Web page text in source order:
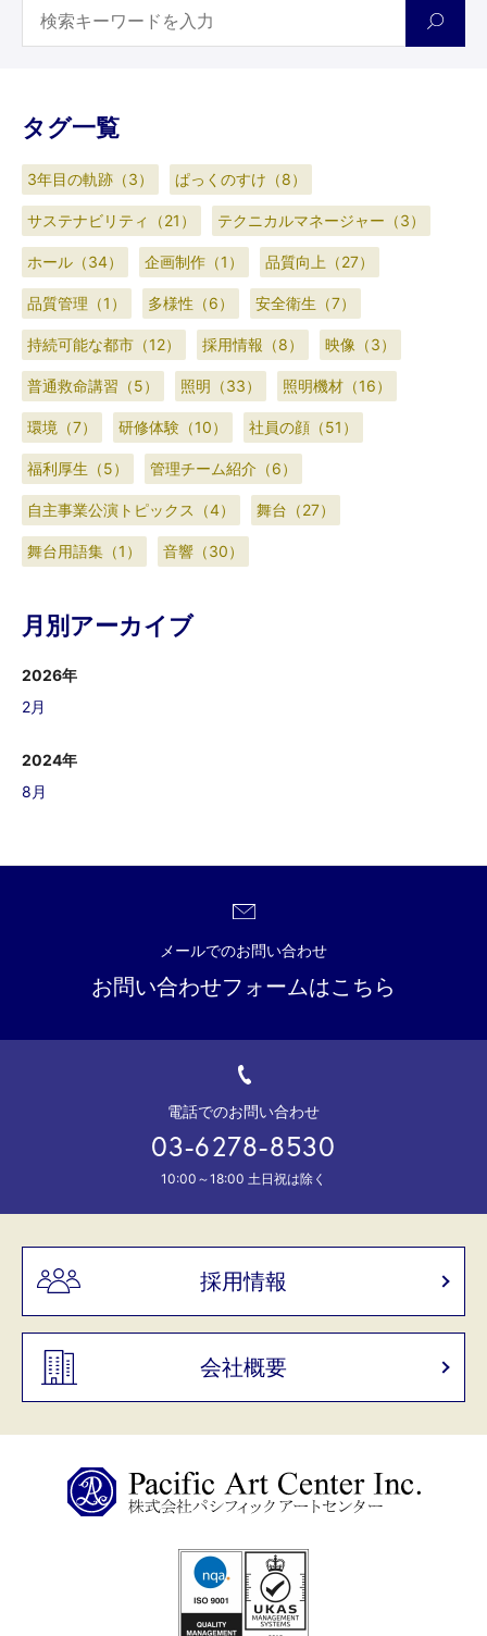
タグ一覧
3年目の軌跡（3） ぱっくのすけ（8）
サステナビリティ（21） テクニカルマネージャー（3）
ホール（34） 企画制作（1） 品質向上（27）
品質管理（1） 多様性（6） 安全衛生（7）
持続可能な都市（12） 採用情報（8） 映像（3）
普通救命講習（5） 照明（33） 照明機材（16）
環境（7） 研修体験（10） 社員の顔（51）
福利厚生（5） 管理チーム紹介（6）
自主事業公演トピックス（4） 舞台（27）
舞台用語集（1） 音響（30）
月別アーカイブ
2026年
2月
2024年
8月
メールでのお問い合わせ
お問い合わせフォームはこちら
電話でのお問い合わせ
03-6278-8530
10:00～18:00 土日祝は除く
採用情報
会社概要